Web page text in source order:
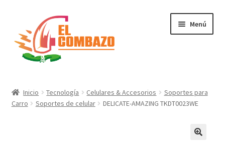
Menú
DJ, Audio e Iluminación PRO
Inicio Tecnología Celulares & Accesorios
Soportes para
Carro
Soportes de celular DELICATE-AMAZING TKDT0023WE